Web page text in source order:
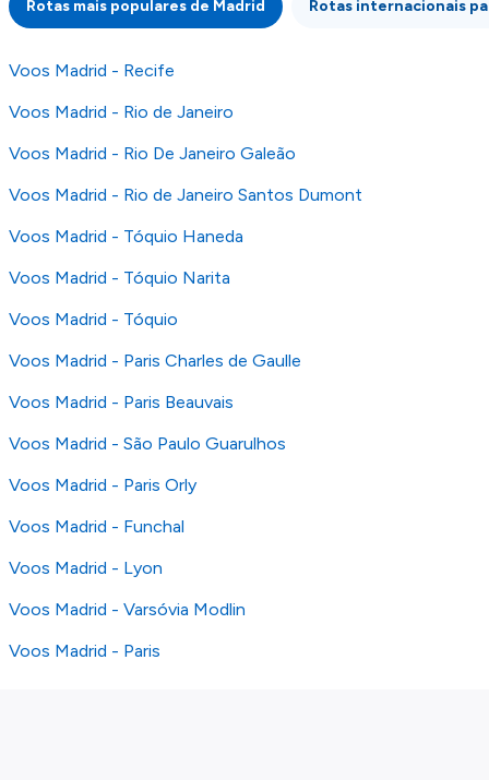
publicada, por isso verifique com atenção todas
as condições no website do parceiro antes de
fazer uma reserva. Para mais detalhes verifique
os nossosTermos e Condições
Rotas mais populares de Madrid Rotas internacionais
Voos Madrid - Recife
Voos Madrid - Rio de Janeiro
Voos Madrid - Rio De Janeiro Galeão
Voos Madrid - Rio de Janeiro Santos Dumont
Voos Madrid - Tóquio Haneda
Voos Madrid - Tóquio Narita
Voos Madrid - Tóquio
Voos Madrid - Paris Charles de Gaulle
Voos Madrid - Paris Beauvais
Voos Madrid - São Paulo Guarulhos
Voos Madrid - Paris Orly
Voos Madrid - Funchal
Voos Madrid - Lyon
Voos Madrid - Varsóvia Modlin
Voos Madrid - Paris